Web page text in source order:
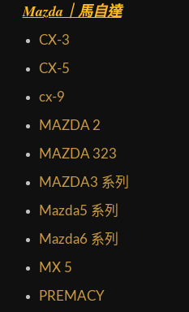
Mazda｜馬自達
CX-3
CX-5
cx-9
MAZDA 2
MAZDA 323
MAZDA3 系列
Mazda5 系列
Mazda6 系列
MX 5
PREMACY